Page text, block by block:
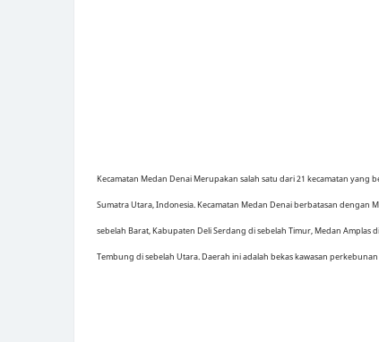
Kecamatan Medan Denai Merupakan salah satu dari 21 kecamatan yang
Sumatra Utara, Indonesia. Kecamatan Medan Denai berbatasan dengan
sebelah Barat, Kabupaten Deli Serdang di sebelah Timur, Medan Amplas
Tembung di sebelah Utara. Daerah ini adalah bekas kawasan